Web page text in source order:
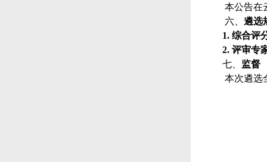
本公告在
六、 遴选
1. 综合评
2. 评审专
七、 监督
本次遴选